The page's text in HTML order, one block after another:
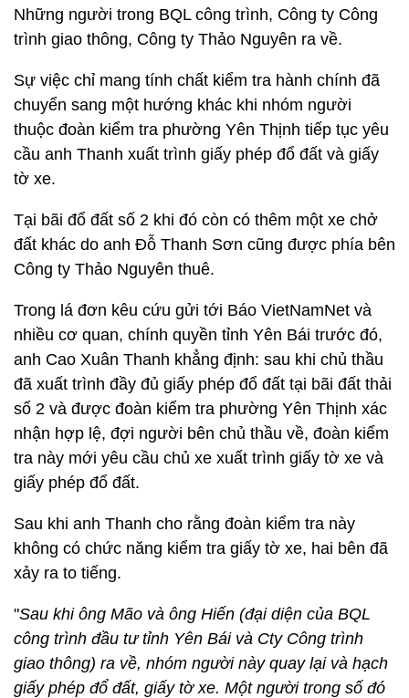
Những người trong BQL công trình, Công ty Công
trình giao thông, Công ty Thảo Nguyên ra về.
Sự việc chỉ mang tính chất kiểm tra hành chính đã
chuyển sang một hướng khác khi nhóm người
thuộc đoàn kiểm tra phường Yên Thịnh tiếp tục yêu
cầu anh Thanh xuất trình giấy phép đổ đất và giấy
tờ xe.
Tại bãi đổ đất số 2 khi đó còn có thêm một xe chở
đất khác do anh Đỗ Thanh Sơn cũng được phía bên
Công ty Thảo Nguyên thuê.
Trong lá đơn kêu cứu gửi tới Báo VietNamNet và
nhiều cơ quan, chính quyền tỉnh Yên Bái trước đó,
anh Cao Xuân Thanh khẳng định: sau khi chủ thầu
đã xuất trình đầy đủ giấy phép đổ đất tại bãi đất thải
số 2 và được đoàn kiểm tra phường Yên Thịnh xác
nhận hợp lệ, đợi người bên chủ thầu về, đoàn kiểm
tra này mới yêu cầu chủ xe xuất trình giấy tờ xe và
giấy phép đổ đất.
Sau khi anh Thanh cho rằng đoàn kiểm tra này
không có chức năng kiểm tra giấy tờ xe, hai bên đã
xảy ra to tiếng.
"Sau khi ông Mão và ông Hiến (đại diện của BQL
công trình đầu tư tỉnh Yên Bái và Cty Công trình
giao thông) ra về, nhóm người này quay lại và hạch
giấy phép đổ đất, giấy tờ xe. Một người trong số đó